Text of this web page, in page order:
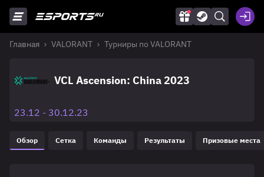
Главная VALORANT Турниры по VALORANT
VCL Ascension: China 2023
23.12 - 30.12.23
Обзор Сетка Команды Результаты Призовые места